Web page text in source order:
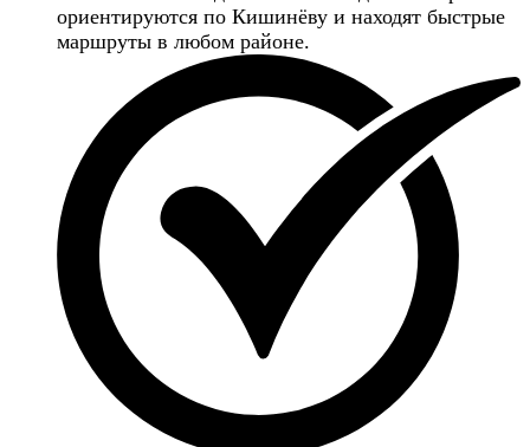
ориентируются по Кишинёву и находят быстрые
маршруты в любом районе.